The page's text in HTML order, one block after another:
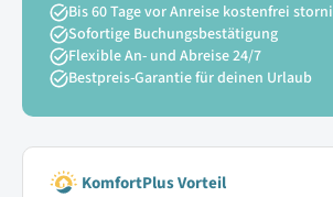
Bis 60 Tage vor Anreise kostenfrei
Sofortige Buchungsbestätigung
Flexible An- und Abreise 24/7
Bestpreis-Garantie für deinen Urlaub
KomfortPlus Vorteil